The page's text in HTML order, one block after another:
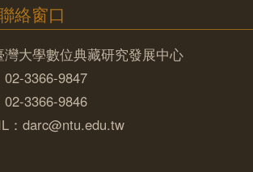
絡窗口
灣大學數位典藏研究發展中心
02-3366-9847
3366-9846
：darc@ntu.edu.tw